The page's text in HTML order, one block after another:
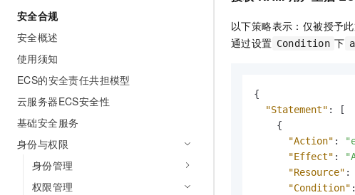
安全合规
安全概述
使用须知
ECS的安全责任共担模型
云服务器ECS安全性
基础安全服务
身份与权限
身份管理
权限管理
以下策略表示：仅被授予
通过设置 Condition 下
{
"Statement" :
[
{
"Action" :
"Effect" :
"Resource" :
"Condition" :